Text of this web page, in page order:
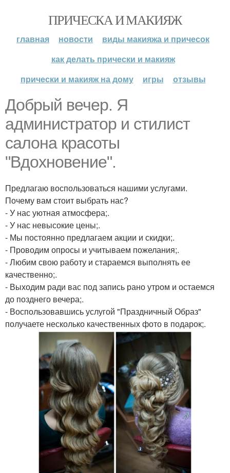
ПРИЧЕСКА И МАКИЯЖ
главная новости
виды макияжа и причесок
как делать прически и макияж
прически и макияж на дому
игры отзывы
Добрый вечер. Я
администратор и стилист
салона красоты
"Вдохновение".
Предлагаю воспользоваться нашими услугами.
Почему вам стоит выбрать нас?
- У нас уютная атмосфера;.
- У нас невысокие цены;.
- Мы постоянно предлагаем акции и скидки;.
- Проводим опросы и учитываем пожелания;.
- Любим свою работу и стараемся выполнять ее
качественно;.
- Выходим ради вас под запись рано утром и остаемся
до позднего вечера;.
- Воспользовавшись услугой "Праздничный Образ"
получаете несколько качественных фото в подарок;.